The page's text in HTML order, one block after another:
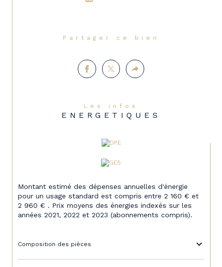
Partager ce bien
Les infos
ENERGETIQUES
Montant estimé des dépenses annuelles d'énergie
pour un usage standard est compris entre 2 160 € et
2 960 € . Prix moyens des énergies indexés sur les
années 2021, 2022 et 2023 (abonnements compris).
Composition des pièces